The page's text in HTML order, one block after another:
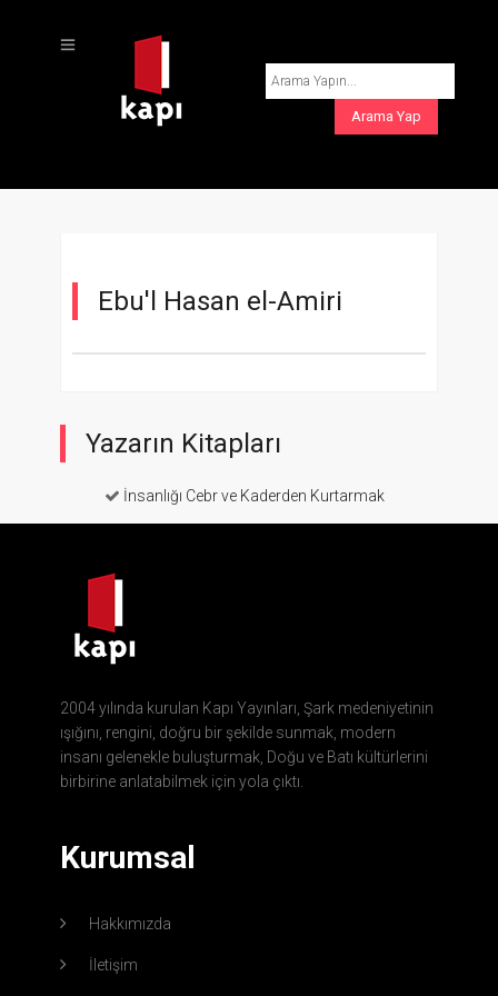
Ebu'l Hasan el-Amiri
Yazarın Kitapları
İnsanlığı Cebr ve Kaderden Kurtarmak
2004 yılında kurulan Kapı Yayınları, Şark medeniyetinin
ışığını, rengini, doğru bir şekilde sunmak, modern
insanı gelenekle buluşturmak, Doğu ve Batı kültürlerini
birbirine anlatabilmek için yola çıktı.
Kurumsal
Hakkımızda
İletişim